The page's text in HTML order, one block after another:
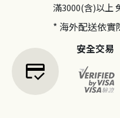
滿3000(含)以上
* 海外配送依實
credit_score
安全交易